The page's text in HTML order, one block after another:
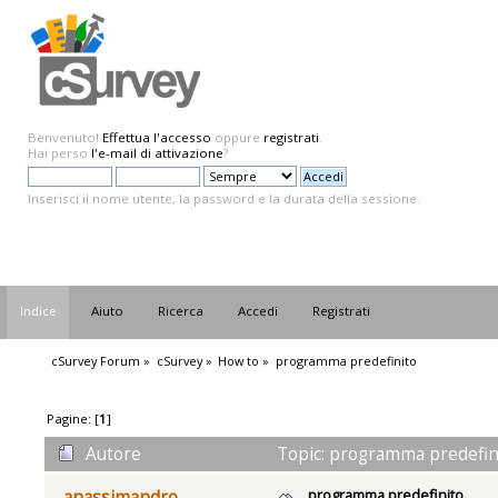
Benvenuto! Effettua l'accesso oppure registrati.
Hai perso l'e-mail di attivazione?
Inserisci il nome utente, la password e la durata della sessione.
Indice Aiuto Ricerca Accedi Registrati
cSurvey Forum » cSurvey» How to » programma predefinito
Pagine: [1]
Autore
Topic: programma